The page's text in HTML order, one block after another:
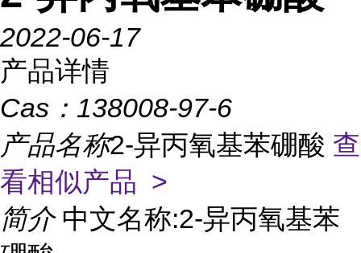
2022-06-17
产品详情
Cas： 138008-97-6
产品名称2-异丙氧基苯硼酸 查
看相似产品 >
简介 中文名称:2-异丙氧基苯